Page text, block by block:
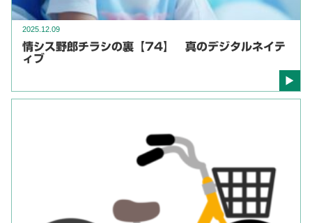
2025.12.09
情シス野郎チラシの裏【74】 真のデジタルネイテ
ィブ